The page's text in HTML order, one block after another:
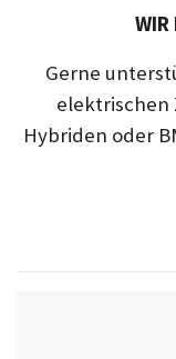
WIR
Gerne
elektrischen
Hybriden oder